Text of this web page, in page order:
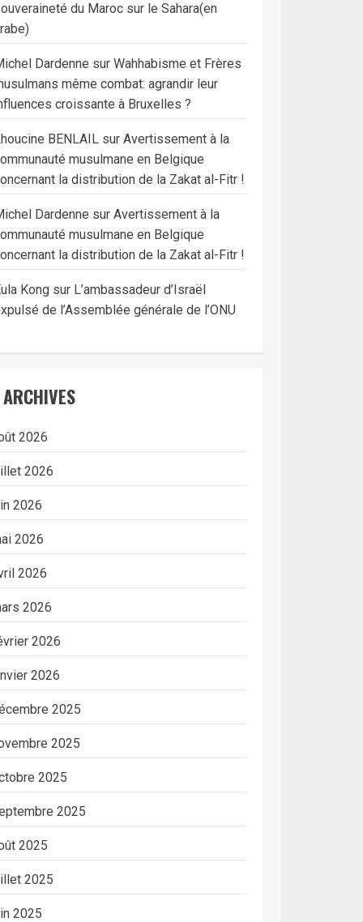
du Maroc sur le Sahara(en
Dardenne sur Wahhabisme et Frères
même combat: agrandir leur
croissante à Bruxelles ?
BENLAILsur Avertissement à la
musulmane en Belgique
la distribution de la Zakat al-Fitr !
Dardenne sur Avertissement à la
musulmane en Belgique
la distribution de la Zakat al-Fitr !
Kongsur L’ambassadeur d’Israël
de l’Assemblée générale de l’ONU
ARCHIVES
2026
2026
2026
2026
2026
2026
2026
2026
2025
2025
2025
2025
2025
2025
2025